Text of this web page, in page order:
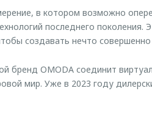
в котором возможно
последнего
создавать нечто
бренд OMODA соединит
мир. Уже в 2023 году